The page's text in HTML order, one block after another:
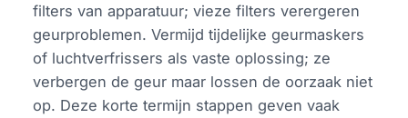
filters van apparatuur; vieze filters verergeren
geurproblemen. Vermijd tijdelijke geurmaskers
of luchtverfrissers als vaste oplossing; ze
verbergen de geur maar lossen de oorzaak niet
op. Deze korte termijn stappen geven vaak